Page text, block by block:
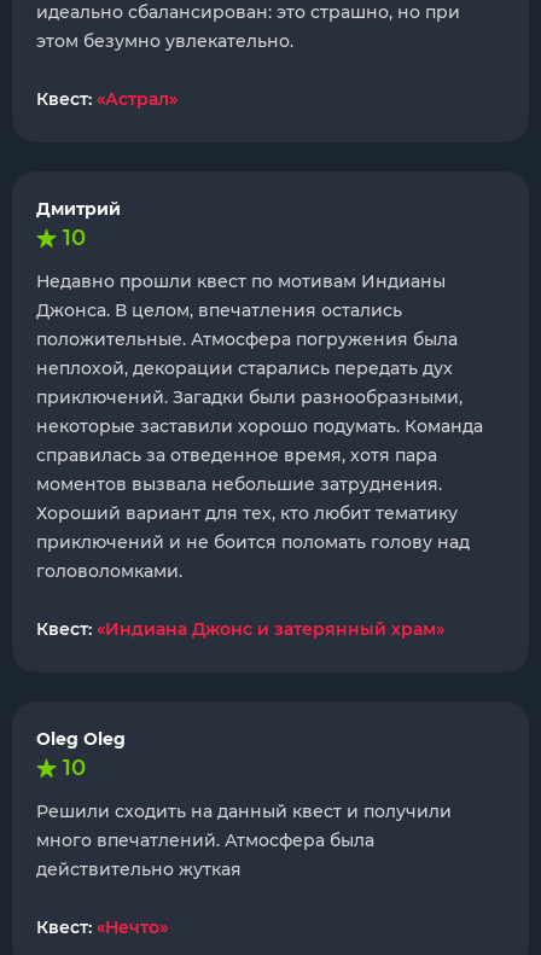
идеально сбалансирован: это страшно, но при
этом безумно увлекательно.
Квест: «Астрал»
Дмитрий
10
Недавно прошли квест по мотивам Индианы
Джонса. В целом, впечатления остались
положительные. Атмосфера погружения была
неплохой, декорации старались передать дух
приключений. Загадки были разнообразными,
некоторые заставили хорошо подумать. Команда
справилась за отведенное время, хотя пара
моментов вызвала небольшие затруднения.
Хороший вариант для тех, кто любит тематику
приключений и не боится поломать голову над
головоломками.
Квест: «Индиана Джонс и затерянный храм»
Oleg Oleg
10
Решили сходить на данный квест и получили
много впечатлений. Атмосфера была
действительно жуткая
Квест: «Нечто»